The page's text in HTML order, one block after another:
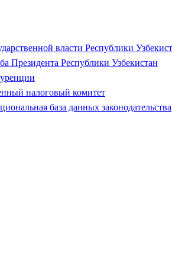
власти Республики
Президента Республики Узбекистан
налоговый комитет
база данных законодательства